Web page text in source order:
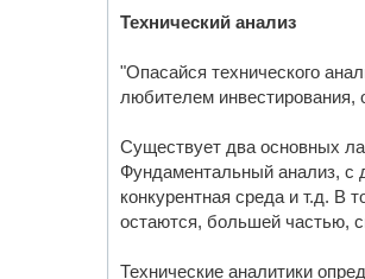
Технический анализ
"Опасайся технического
любителем инвестирования,
Существует два основных
Фундаментальный анализ, с
конкурентная среда и т.д. В
остаются, большей частью,
Технические аналитики